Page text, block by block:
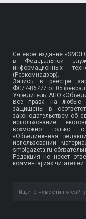
Сетевое издание
в Федеральной
информационных
(Роскомнадзор).
Запись в реестре
ФС77-86777 от 05
Учредитель: АНО
Все права на любые
защищены в
законодательством об
использование
возможно только с
«Объединённая
использовании
smolgazeta.ru
Редакция не несет
комментариях